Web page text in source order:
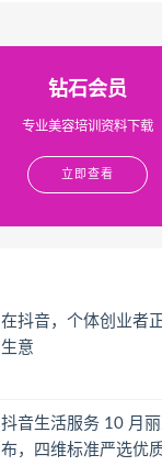
钻石会员
专业美容培训资料下载
立即查看
在抖音，个体创业者
生意
抖音生活服务 10 月
布，四维标准严选优